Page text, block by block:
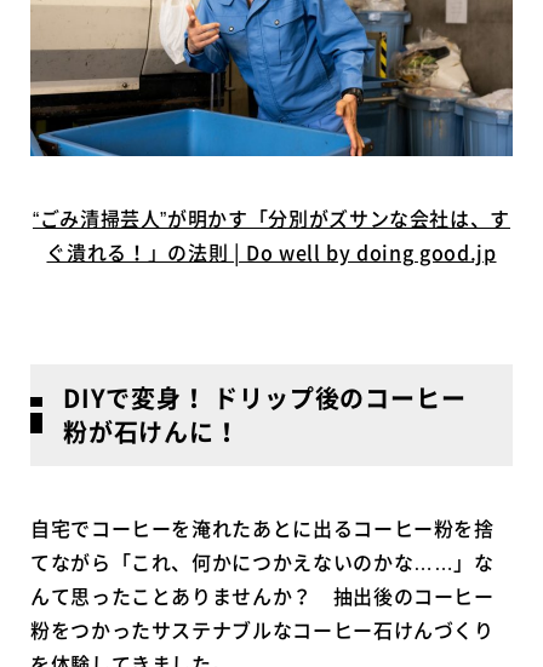
“ごみ清掃芸人”が明かす「分別がズサンな会社は、す
ぐ潰れる！」の法則 | Do well by doing good.jp
DIYで変身！ ドリップ後のコーヒー
粉が石けんに！
自宅でコーヒーを淹れたあとに出るコーヒー粉を捨
てながら「これ、何かにつかえないのかな……」な
んて思ったことありませんか？ 抽出後のコーヒー
粉をつかったサステナブルなコーヒー石けんづくり